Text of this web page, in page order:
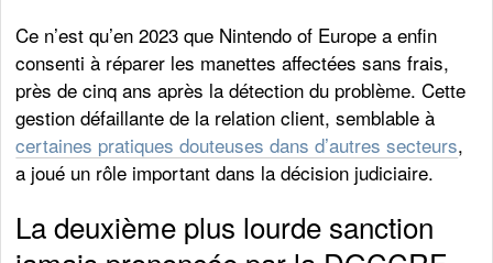
Ce n’est qu’en 2023 que Nintendo of Europe a enfin
consenti à réparer les manettes affectées sans frais,
près de cinq ans après la détection du problème. Cette
gestion défaillante de la relation client, semblable à
certaines pratiques douteuses dans d’autres secteurs,
a joué un rôle important dans la décision judiciaire.
La deuxième plus lourde sanction